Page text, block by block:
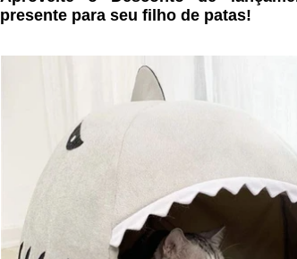
presente para seu filho de patas!